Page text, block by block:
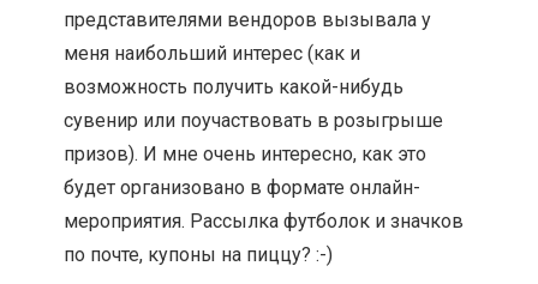
представителями вендоров вызывала у
меня наибольший интерес (как и
возможность получить какой-нибудь
сувенир или поучаствовать в розыгрыше
призов). И мне очень интересно, как это
будет организовано в формате онлайн-
мероприятия. Рассылка футболок и значков
по почте, купоны на пиццу? :-)